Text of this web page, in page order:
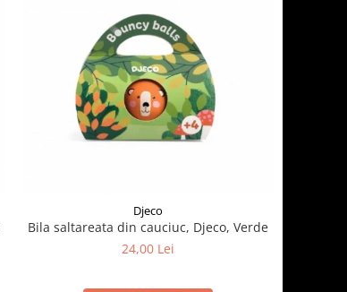
Djeco
Bila saltareata din cauciuc, Djeco, Verde
24,00 Lei